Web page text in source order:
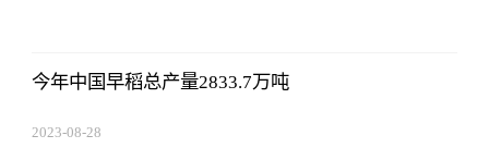
今年中国早稻总产量2833.7万吨
2023-08-28